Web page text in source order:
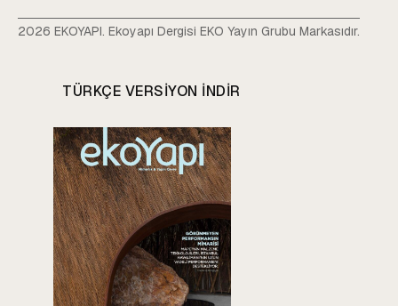
2026 EKOYAPI. Ekoyapı Dergisi EKO Yayın Grubu Markasıdır.
TÜRKÇE VERSIYON INDIR